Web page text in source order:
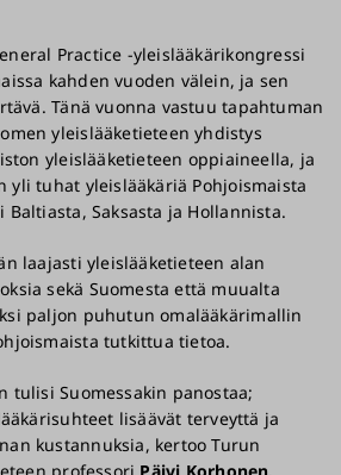
Practice -yleislääkärikongressi
kahden vuoden välein, ja sen
Tänä vuonna vastuu tapahtuman
yleislääketieteen yhdistys
yleislääketieteen oppiaineella, ja
yli tuhat yleislääkäriä Pohjoismaista
Baltiasta, Saksasta ja Hollannista.
laajasti yleislääketieteen alan
sekä Suomesta että muualta
paljon puhutun omalääkärimallin
tutkittua tietoa.
tulisi Suomessakin panostaa;
lisäävät terveyttä ja
kustannuksia, kertoo Turun